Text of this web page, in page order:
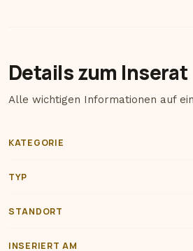
Details zum Inserat
Alle wichtigen Informationen auf
KATEGORIE
TYP
STANDORT
INSERIERT AM